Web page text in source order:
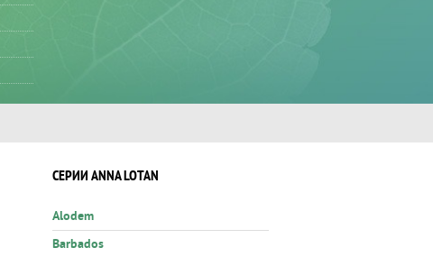
СЕРИИ ANNA LOTAN
Alodem
Barbados